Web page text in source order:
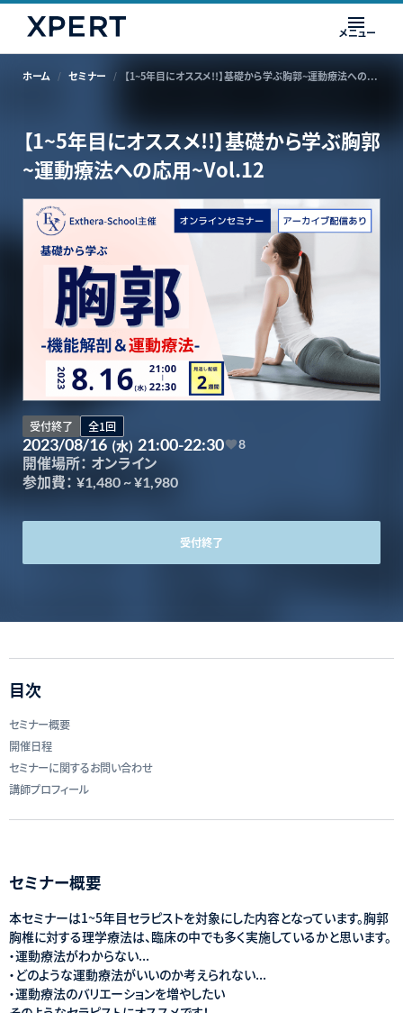
メニュー
ホーム セミナー 【1~5年目にオススメ!!】基礎から学ぶ胸郭~運動療法への応用~Vol.12
【1~5年目にオススメ!!】基礎から学ぶ胸郭
~運動療法への応用~Vol.12
受付終了 全1回
2023/08/16 (水) 21:00-22:30 8
開催場所： オンライン
参加費： ¥1,480~¥1,980
受付終了
目次
セミナー概要
開催日程
セミナーに関するお問い合わせ
講師プロフィール
セミナー概要
本セミナーは1~5年目セラピストを対象にした内容となっています。胸郭
胸椎に対する理学療法は、臨床の中でも多く実施しているかと思います。
・運動療法がわからない...
・どのような運動療法がいいのか考えられない...
・運動療法のバリエーションを増やしたい